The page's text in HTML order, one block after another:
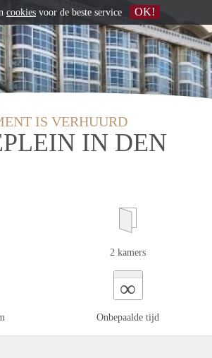
IS VERHUURD
IN DEN
2 kamers
∞
Onbepaalde tijd
cookies voor de beste service OK!